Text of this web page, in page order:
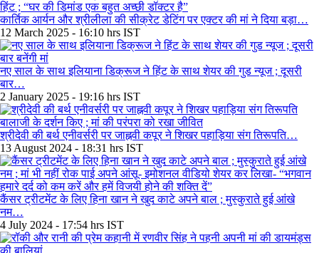
कार्तिक आर्यन और श्रीलीला की सीक्रेट डेटिंग पर एक्टर की मां ने दिया बड़ा…
12 March 2025 - 16:10 hrs IST
नए साल के साथ इलियाना डिक्रूज ने हिंट के साथ शेयर की गुड न्यूज ; दूसरी
बार…
2 January 2025 - 19:16 hrs IST
श्रीदेवी की बर्थ एनीवर्सरी पर जाह्नवी कपूर ने शिखर पहाड़िया संग तिरूपति…
13 August 2024 - 18:31 hrs IST
कैंसर ट्रीटमेंट के लिए हिना खान ने खुद काटे अपने बाल ; मुस्कुराते हुई आंखे
नम…
4 July 2024 - 17:54 hrs IST